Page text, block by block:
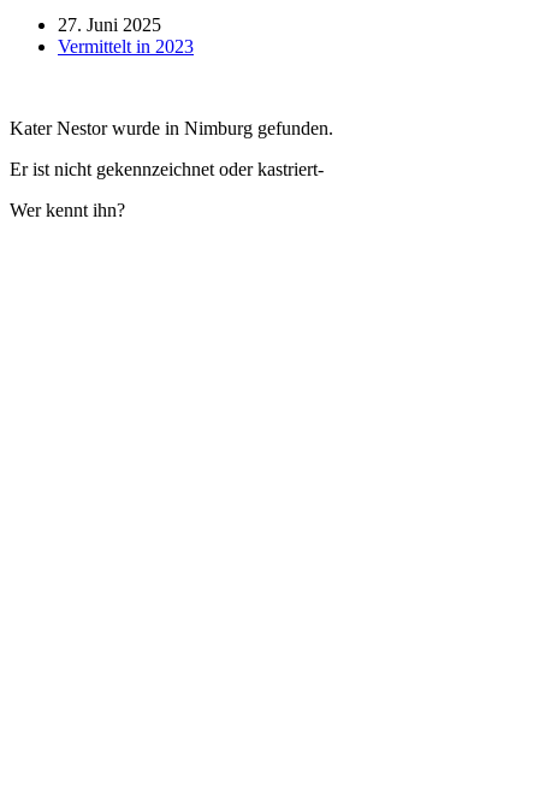
27. Juni 2025
Vermittelt in 2023
Kater Nestor wurde in Nimburg gefunden.
Er ist nicht gekennzeichnet oder kastriert-
Wer kennt ihn?